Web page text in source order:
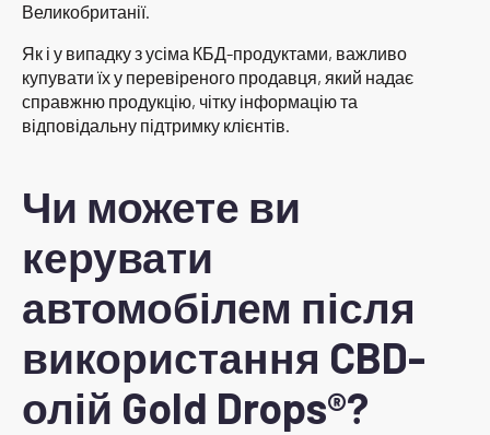
Великобританії.
Як і у випадку з усіма КБД-продуктами, важливо
купувати їх у перевіреного продавця, який надає
справжню продукцію, чітку інформацію та
відповідальну підтримку клієнтів.
Чи можете ви
керувати
автомобілем після
використання CBD-
олій Gold Drops®?